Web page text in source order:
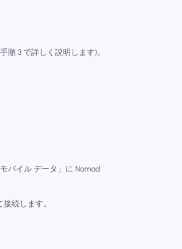
順 3 で詳しく説明します)。
バイル データ」に Nomad
続します。